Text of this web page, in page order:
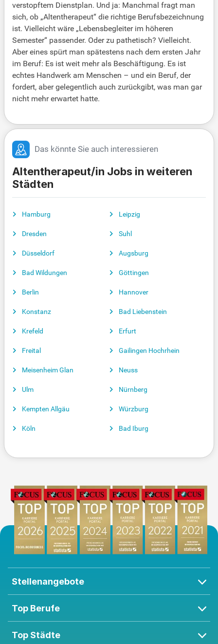
verstopftem Dienstplan. Und ja: Manchmal fragt man
sich, ob „Altentherapeut“ die richtige Berufsbezeichnung
ist. Vielleicht wäre „Lebensbegleiter im höheren
Semester“ passender. Oder zu pathetisch? Vielleicht.
Aber eines spürt man spätestens nach dem ersten Jahr
im Beruf: Es ist weit mehr als Beschäftigung. Es ist
echtes Handwerk am Menschen – und ein Beruf, der
fordert, aber gelegentlich auch zurückgibt, was man gar
nicht mehr erwartet hatte.
Das könnte Sie auch interessieren
Altentherapeut/in Jobs in weiteren
Städten
Hamburg
Dresden
Düsseldorf
Bad Wildungen
Berlin
Konstanz
Krefeld
Freital
Meisenheim Glan
Ulm
Kempten Allgäu
Köln
Leipzig
Suhl
Augsburg
Göttingen
Hannover
Bad Liebenstein
Erfurt
Gailingen Hochrhein
Neuss
Nürnberg
Würzburg
Bad Iburg
Stellenangebote
Top Berufe
Top Städte